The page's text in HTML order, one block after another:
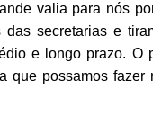
valia para nós
secretarias e
e longo prazo. O
que possamos